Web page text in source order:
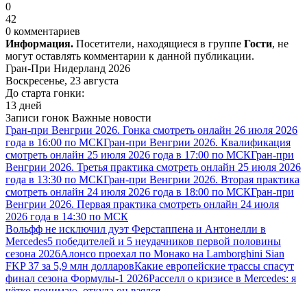
0
42
0 комментариев
Информация. Посетители, находящиеся в группе Гости, не
могут оставлять комментарии к данной публикации.
Гран-При Нидерланд 2026
Воскресенье, 23 августа
До старта гонки:
13 дней
Записи гонок Важные новости
Гран-при Венгрии 2026. Гонка смотреть онлайн 26 июля 2026
года в 16:00 по МСКГран-при Венгрии 2026. Квалификация
смотреть онлайн 25 июля 2026 года в 17:00 по МСКГран-при
Венгрии 2026. Третья практика смотреть онлайн 25 июля 2026
года в 13:30 по МСКГран-при Венгрии 2026. Вторая практика
смотреть онлайн 24 июля 2026 года в 18:00 по МСКГран-при
Венгрии 2026. Первая практика смотреть онлайн 24 июля
2026 года в 14:30 по МСК
Вольфф не исключил дуэт Ферстаппена и Антонелли в
Mercedes5 победителей и 5 неудачников первой половины
сезона 2026Алонсо проехал по Монако на Lamborghini Sian
FKP 37 за 5,9 млн долларовКакие европейские трассы спасут
финал сезона Формулы-1 2026Расселл о кризисе в Mercedes: я